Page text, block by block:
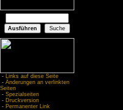
- Links auf diese Seite
- Änderungen an verlinkten
Seiten
- Spezialseiten
- Druckversion
- Permanenter Link